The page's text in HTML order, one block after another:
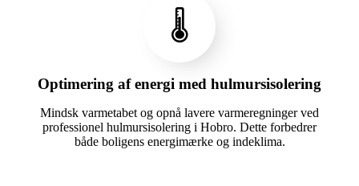
🌡️
Optimering af energi med hulmursisolering
Mindsk varmetabet og opnå lavere varmeregninger ved
professionel hulmursisolering i Hobro. Dette forbedrer
både boligens energimærke og indeklima.